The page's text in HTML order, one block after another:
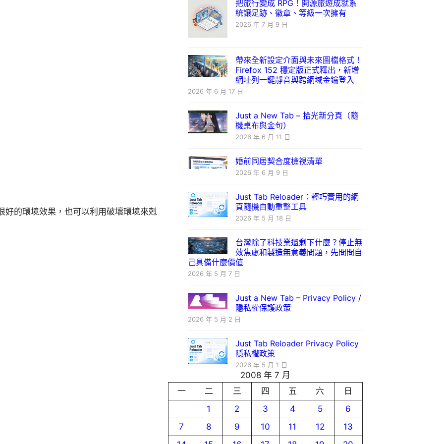
好的環境效果，也可以利用破壞環境來剋
把旅行變成 RPG！開源旅遊成就系
統讓足跡、徽章、等級一次擁有
2026 年 7 月 9 日
帶來全新設定介面與未來圖檔格式！
Firefox 152 穩定版正式釋出，新增
網址列一鍵靜音與跨網域金鑰登入
2026 年 6 月 17 日
Just a New Tab – 拾光新分頁（隨
機桌布與金句）
2026 年 6 月 11 日
婚前同居契合度檢視清單
2026 年 6 月 9 日
Just Tab Reloader：輕巧實用的網
頁隨機自動重整工具
2026 年 5 月 18 日
台灣除了科技業還剩下什麼？停止無
效焦慮和製造無意義問題，先問問自
己具備什麼價值
2026 年 5 月 7 日
Just a New Tab – Privacy Policy /
隱私權保護政策
2026 年 5 月 2 日
Just Tab Reloader Privacy Policy
隱私權政策
2026 年 5 月 1 日
2008 年 7 月
一
二 三 四 五 六
日
1
2 3 4 5
6
7
8 9 10 11 12
13